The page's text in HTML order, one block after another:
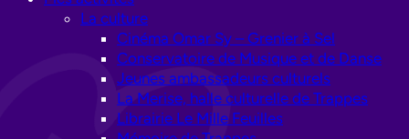
La culture
Cinéma Omar Sy – Grenier à Sel
Conservatoire de Musique et de Danse
Jeunes ambassadeurs culturels
La Merise, halle culturelle de Trappes
Librairie Le Mille Feuilles